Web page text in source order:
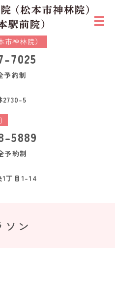
神林院）
7025
予約制
2730-5
5889
予約制
丁目1-14
ソン